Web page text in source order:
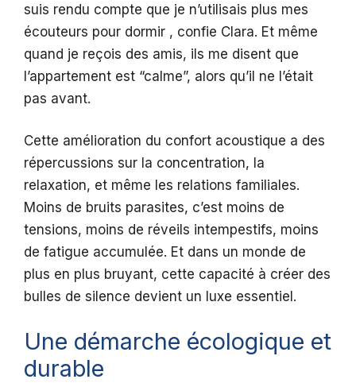
suis rendu compte que je n’utilisais plus mes
écouteurs pour dormir , confie Clara. Et même
quand je reçois des amis, ils me disent que
l’appartement est “calme”, alors qu’il ne l’était
pas avant.
Cette amélioration du confort acoustique a des
répercussions sur la concentration, la
relaxation, et même les relations familiales.
Moins de bruits parasites, c’est moins de
tensions, moins de réveils intempestifs, moins
de fatigue accumulée. Et dans un monde de
plus en plus bruyant, cette capacité à créer des
bulles de silence devient un luxe essentiel.
Une démarche écologique et
durable